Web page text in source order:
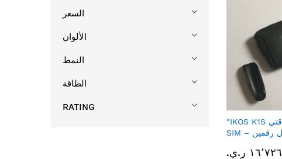
"IKOS K1S جهاز بلوتوث لبطاقتي
SIM – يدعم تشغيل رقمين
١٦٬٧٢٦ ر.ي.‏
السعر
الألوان
النمط
الطاقة
RATING